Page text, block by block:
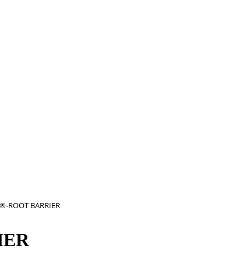
ROOT BARRIER